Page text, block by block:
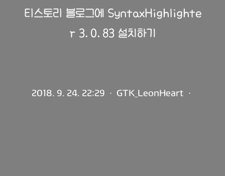
티스토리 블로그에 SyntaxHighlighte
r 3.0.83 설치하기
2018. 9. 24. 22:29 · GTK_LeonHeart ·